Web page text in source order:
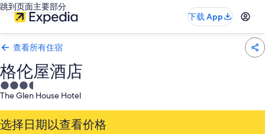
跳到页面主要部分
下载 App
查看所有住宿
格伦屋酒店
3.5
星
住
宿
The Glen House Hotel
选择日期以查看价格